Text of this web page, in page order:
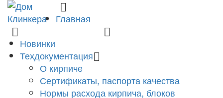
Главная
Новинки
Техдокументация
О кирпиче
Сертификаты, паспорта качества
Нормы расхода кирпича, блоков